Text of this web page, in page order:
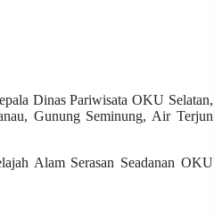
Dinas Pariwisata OKU Selatan,
Gunung Seminung, Air Terjun
Alam Serasan Seadanan OKU